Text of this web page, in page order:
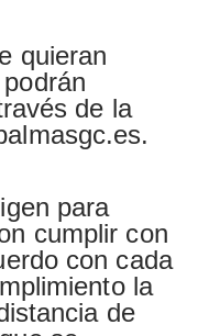
quieran
de la
para
cumplir con
con cada
la
de